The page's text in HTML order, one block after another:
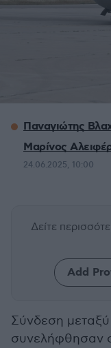
Παναγιώτης
Μαρίνος
24.06.2025, 10:00
Δείτε
Add
Σύνδεση
συνελήφθησαν